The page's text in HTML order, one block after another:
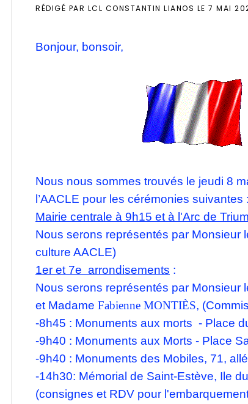
RÉDIGÉ PAR LCL CONSTANTIN LIANOS LE 7 MAI
Bonjour, bonsoir,
Nous nous sommes trouvés le jeudi 8
l’AACLE pour les cérémonies suivantes :
Mairie centrale à 9h15 et à l'Arc de
Nous serons représentés par Monsieur
culture AACLE)
1er et 7e arrondisements :
Nous serons représentés par Monsieur
et Madame Fabienne MONTIÈS,
-8h45 : Monuments aux morts - Place
-9h40 : Monuments aux Morts - Place
-9h40 : Monuments des Mobiles, 71,
-14h30: Mémorial de Saint-Estève, Ile
(consignes et RDV pour